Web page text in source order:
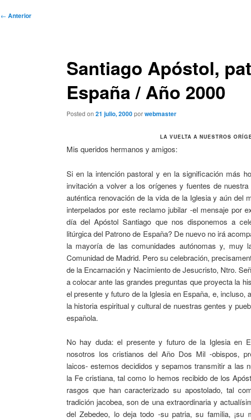
Navegación
← Anterior
Santiago Apóstol,
España / Año 2000
Posted on 21 julio, 2000porwebmaster
LA VUELTA A NUESTROS
Mis queridos hermanos y amigos:
Si en la intención pastoral y en la significación más
invitación a volver a los orígenes y fuentes de
auténtica renovación de la vida de la Iglesia y aún del
interpelados por este reclamo jubilar -el mensaje por
día del Apóstol Santiago que nos disponemos a
litúrgica del Patrono de España? De nuevo no irá
la mayoría de las comunidades autónomas y, muy
Comunidad de Madrid. Pero su celebración,
de la Encarnación y Nacimiento de Jesucristo, Ntro.
a colocar ante las grandes preguntas que proyecta la
el presente y futuro de la Iglesia en España, e, incluso,
la historia espiritual y cultural de nuestras gentes y
española.
No hay duda: el presente y futuro de la Iglesia en
nosotros los cristianos del Año Dos Mil -obispos,
laicos- estemos decididos y sepamos transmitir a las
la Fe cristiana, tal como lo hemos recibido de los
rasgos que han caracterizado su apostolado, tal
tradición jacobea, son de una extraordinaria y
del Zebedeo, lo deja todo -su patria, su familia, ¡su